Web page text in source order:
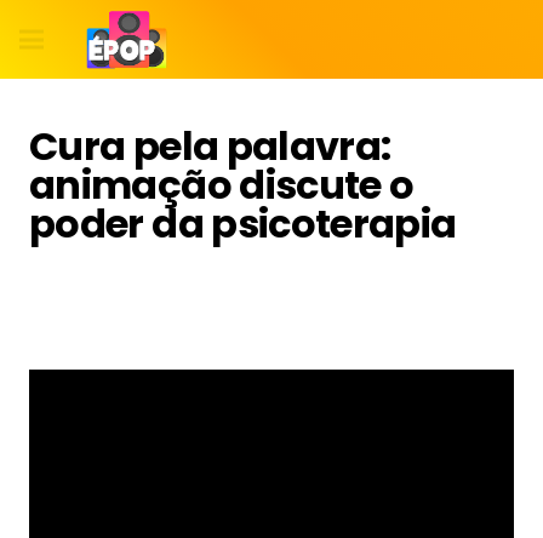
Cura pela palavra:
animação discute o
poder da psicoterapia